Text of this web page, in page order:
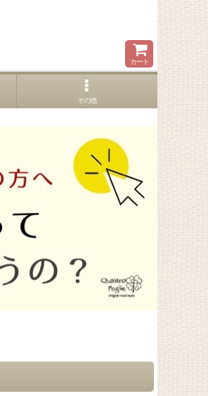
カート
その他